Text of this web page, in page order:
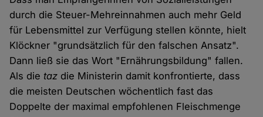
durch die Steuer-Mehreinnahmen auch mehr Geld
für Lebensmittel zur Verfügung stellen könnte, hielt
Klöckner "grundsätzlich für den falschen Ansatz".
Dann ließ sie das Wort "Ernährungsbildung" fallen.
Als die taz die Ministerin damit konfrontierte, dass
die meisten Deutschen wöchentlich fast das
Doppelte der maximal empfohlenen Fleischmenge